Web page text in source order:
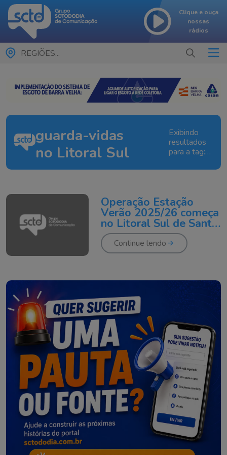
Clique e ouça
nossas
rádios
REGIÕES...
guarda-vidas
no Litoral Sul
Exibindo
resultados
para a tag:
vidas no
Operação Estação
Verão 2025/26 começa
no Litoral Sul de Santa
Catarina
Continue lendo